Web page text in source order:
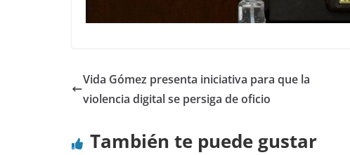
Vida Gómez presenta iniciativa para que la
violencia digital se persiga de oficio
También te puede gustar